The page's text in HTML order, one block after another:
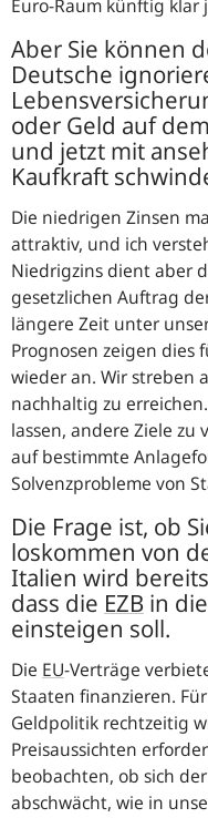
Euro-Raum künftig klar
Aber Sie können
Deutsche
oder Geld auf
und jetzt mit
Kaufkraft
Die niedrigen Zinsen
attraktiv, und ich
Niedrigzins dient aber
gesetzlichen Auftrag
längere Zeit unter
Prognosen zeigen dies
wieder an. Wir streben
nachhaltig zu
lassen, andere Ziele
auf bestimmte
Solvenzprobleme von
Die Frage ist, ob
loskommen von
Italien wird
dass die EZB in
einsteigen soll.
Die EU-Verträge
Staaten finanzieren.
Geldpolitik rechtzeitig
Preisaussichten
beobachten, ob sich
abschwächt, wie in